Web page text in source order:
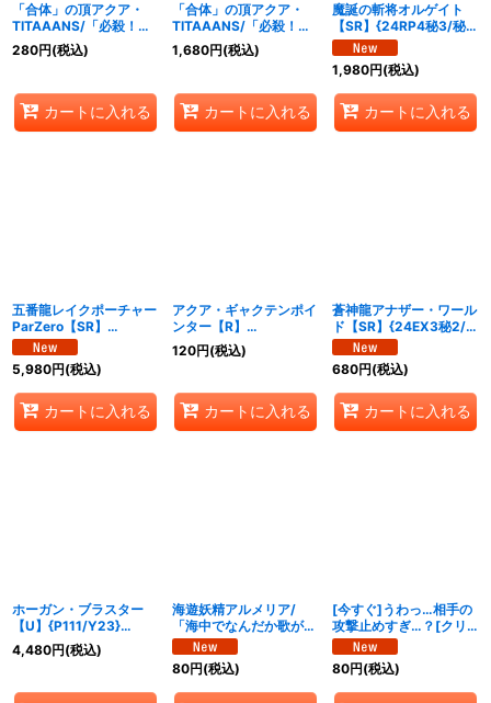
「合体」の頂アクア・
TITAAANS/「必殺！ジ
ェット・カスケード・ア
タック!!」【VR】
《水》
280円(税込)
カートに入れる
「合体」の頂アクア・
TITAAANS/「必殺！ジ
ェット・カスケード・ア
タック!!」【VR】
1,680円(税込)
カートに入れる
魔誕の斬将オルゲイト
【SR】{24RP4秘3/秘
24}《水》
1,980円(税込)
カートに入れる
五番龍レイクポーチャー
ParZero【SR】
{24RP4SP2/SP5}
《水》
5,980円(税込)
カートに入れる
アクア・ギャクテンポイ
ンター【R】
{24EX39/80}《水》
120円(税込)
カートに入れる
蒼神龍アナザー・ワール
ド【SR】{24EX3秘2/秘
20}《水》
680円(税込)
カートに入れる
ホーガン・ブラスター
【U】{P111/Y23}
《水》
4,480円(税込)
海遊妖精アルメリア/
「海中でなんだか歌が聞
こえるね!!」【U】
{24BD59/60}《水》
80円(税込)
[今すぐ]うわっ…相手の
攻撃止めすぎ…？[クリ
ック]【U】
{24BD537/60}《水》
80円(税込)